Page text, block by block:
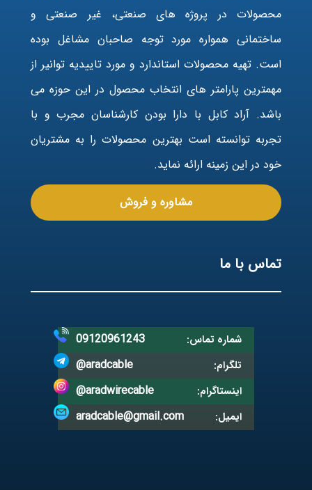
محصولات در پروژه های صنعتی، غیر صنعتی و
ساختمانی همواره مورد توجه صاحبان مشاغل بوده
است. تهیه محصولات استاندارد و مورد تاییدیه توانیر از
مهمترین پارامتر های انتخاب محصول در این حوزه می
باشد. آراد کابل با دارا بودن کارشناسان مجرب و با
تجربه توانسته است بهترین محصولات را به مشتریان
خود در این زمینه ارائه نماید.
مشاوره و فروش
تماس با ما
شماره تماس: 09120961243
تلگرام: @aradcable
اینستاگرام: @aradwirecable
ایمیل: aradcable@gmail.com